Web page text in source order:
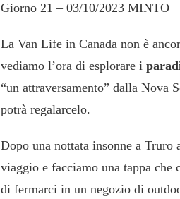
Giorno 21 – 03/10/2023 MINTO
La Van Life in Canada non è
vediamo l’ora di esplorare i
“un attraversamento” dalla Nova
potrà regalarcelo.
Dopo una nottata insonne a Truro
viaggio e facciamo una tappa che
di fermarci in un negozio di